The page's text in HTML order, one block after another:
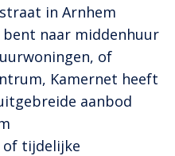
in Arnhem
bent naar middenhuur
of
Kamernet heeft
aanbod
of tijdelijke